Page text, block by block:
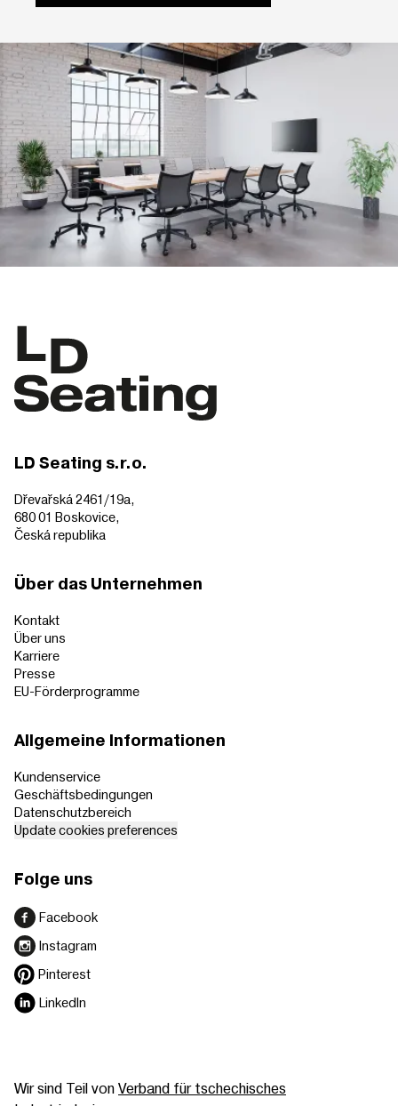
LD Seating s.r.o.
Dřevařská 2461/19a,
680 01 Boskovice,
Česká republika
Über das Unternehmen
Kontakt
Über uns
Karriere
Presse
EU-Förderprogramme
Allgemeine Informationen
Kundenservice
Geschäftsbedingungen
Datenschutzbereich
Update cookies preferences
Folge uns
Facebook
Instagram
Pinterest
LinkedIn
Wir sind Teil vonVerband für tschechisches